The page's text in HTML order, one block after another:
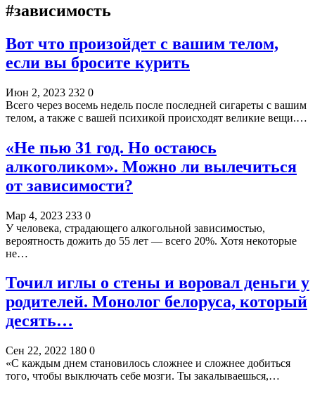
#зависимость
Вот что произойдет с вашим телом,
если вы бросите курить
Июн 2, 2023 232 0
Всего через восемь недель после последней сигареты с вашим
телом, а также с вашей психикой происходят великие вещи.…
«Не пью 31 год. Но остаюсь
алкоголиком». Можно ли вылечиться
от зависимости?
Мар 4, 2023 233 0
У человека, страдающего алкогольной зависимостью,
вероятность дожить до 55 лет — всего 20%. Хотя некоторые
не…
Точил иглы о стены и воровал деньги у
родителей. Монолог белоруса, который
десять…
Сен 22, 2022 180 0
«С каждым днем становилось сложнее и сложнее добиться
того, чтобы выключать себе мозги. Ты закалываешься,…